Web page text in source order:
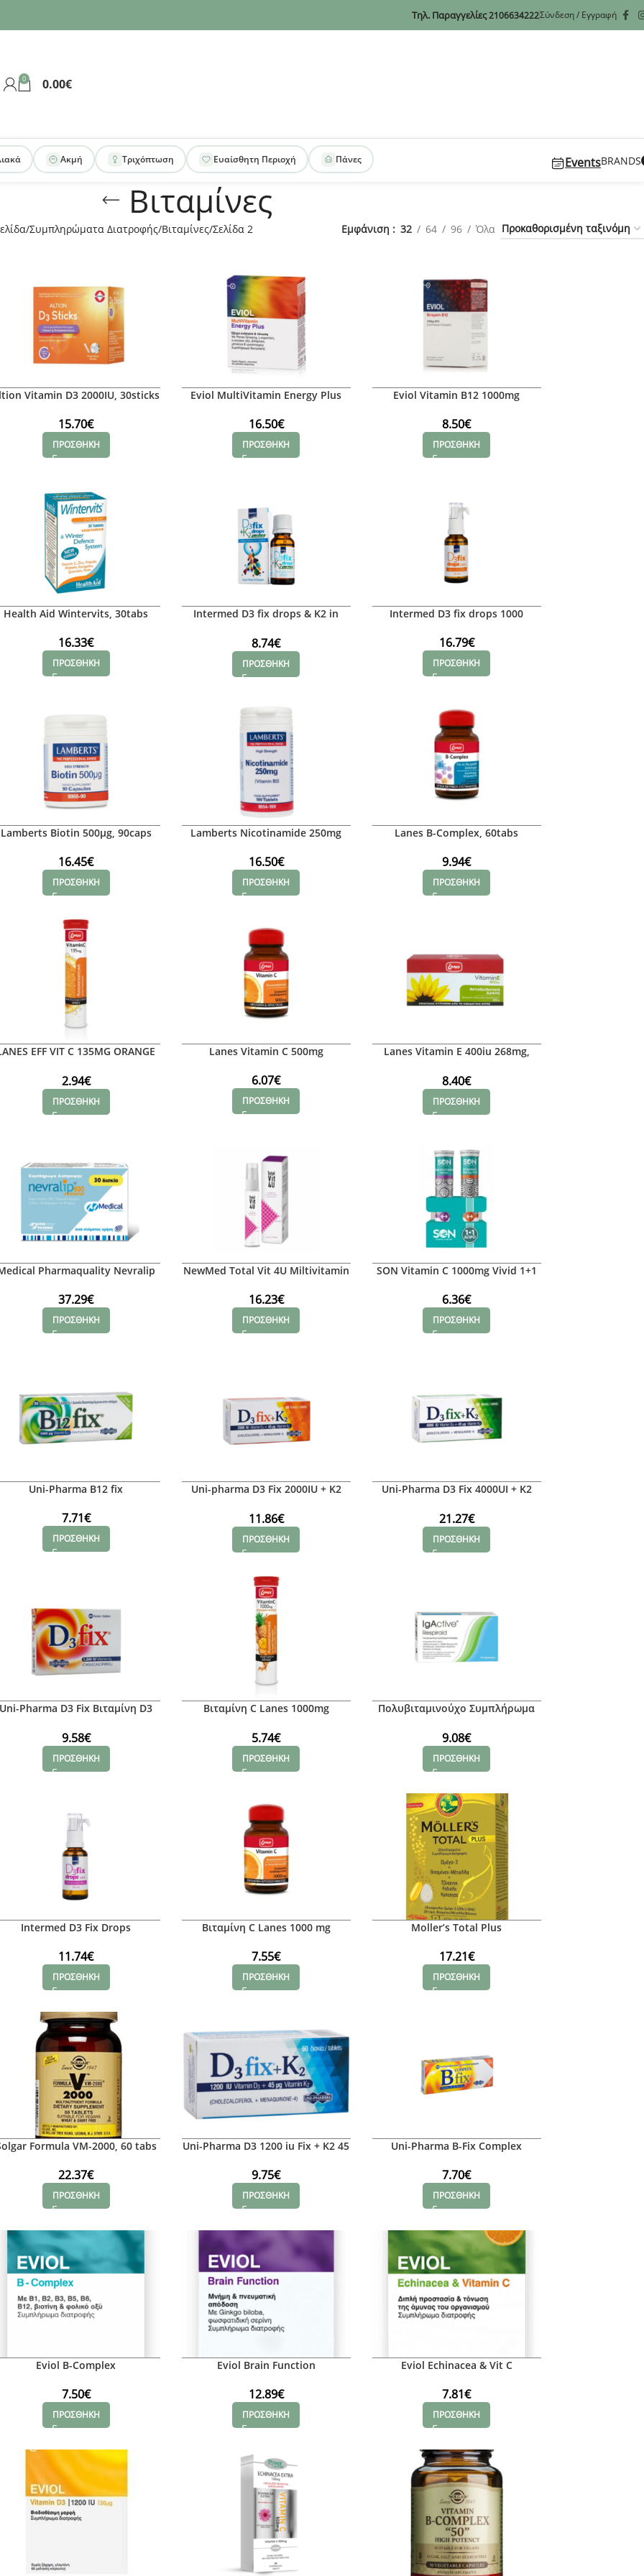
Τηλ. Παραγγελίες2106634222Σύνδεση / Εγγραφή
0 0.00€
Ακμή Τριχόπτωση Ευαίσθητη Περιοχή Πάνες EventsBRANDS
Βιταμίνες
Συμπληρώματα Διατροφής Βιταμίνες Σελίδα 2 Εμφάνιση 32 64 96 Όλα
Vitamin D3 2000IU, 30sticks
15.70€
ΠΡΟΣΘΗΚΗ
Eviol MultiVitamin Energy Plus
16.50€
ΠΡΟΣΘΗΚΗ
Eviol Vitamin B12 1000mg
8.50€
ΠΡΟΣΘΗΚΗ
Health Aid Wintervits, 30tabs
16.33€
ΠΡΟΣΘΗΚΗ
Intermed D3 fix drops & K2 in
8.74€
ΠΡΟΣΘΗΚΗ
Intermed D3 fix drops 1000
16.79€
ΠΡΟΣΘΗΚΗ
Lamberts Biotin 500μg, 90caps
16.45€
ΠΡΟΣΘΗΚΗ
Lamberts Nicotinamide 250mg
16.50€
ΠΡΟΣΘΗΚΗ
Lanes B-Complex, 60tabs
9.94€
ΠΡΟΣΘΗΚΗ
EFF VIT C 135MG ORANGE
2.94€
ΠΡΟΣΘΗΚΗ
Lanes Vitamin C 500mg
6.07€
ΠΡΟΣΘΗΚΗ
Lanes Vitamin E 400iu 268mg,
8.40€
ΠΡΟΣΘΗΚΗ
Pharmaquality Nevralip
37.29€
ΠΡΟΣΘΗΚΗ
NewMed Total Vit 4U Miltivitamin
16.23€
ΠΡΟΣΘΗΚΗ
SON Vitamin C 1000mg Vivid 1+1
6.36€
ΠΡΟΣΘΗΚΗ
Uni-Pharma B12 fix
7.71€
ΠΡΟΣΘΗΚΗ
Uni-pharma D3 Fix 2000IU + K2
11.86€
ΠΡΟΣΘΗΚΗ
Uni-Pharma D3 Fix 4000UI + K2
21.27€
ΠΡΟΣΘΗΚΗ
Uni-Pharma D3 Fix Βιταμίνη D3
9.58€
ΠΡΟΣΘΗΚΗ
Βιταμίνη C Lanes 1000mg
5.74€
ΠΡΟΣΘΗΚΗ
Πολυβιταμινούχο Συμπλήρωμα
– IgActive Respiraid – 30
Κάψουλες
9.08€
ΠΡΟΣΘΗΚΗ
Intermed D3 Fix Drops
11.74€
ΠΡΟΣΘΗΚΗ
Βιταμίνη C Lanes 1000 mg
7.55€
ΠΡΟΣΘΗΚΗ
Moller’s Total Plus
17.21€
ΠΡΟΣΘΗΚΗ
Formula VM-2000, 60 tabs
22.37€
ΠΡΟΣΘΗΚΗ
Uni-Pharma D3 1200 iu Fix + K2 45
9.75€
ΠΡΟΣΘΗΚΗ
Uni-Pharma B-Fix Complex
7.70€
ΠΡΟΣΘΗΚΗ
Eviol B-Complex
7.50€
ΠΡΟΣΘΗΚΗ
Eviol Brain Function
12.89€
ΠΡΟΣΘΗΚΗ
Eviol Echinacea & Vit C
7.81€
ΠΡΟΣΘΗΚΗ